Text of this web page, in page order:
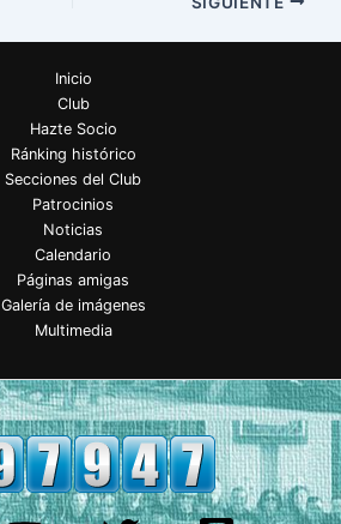
Inicio
Club
Hazte Socio
Ránking histórico
Secciones del Club
Patrocinios
Noticias
Calendario
Páginas amigas
Galería de imágenes
Multimedia